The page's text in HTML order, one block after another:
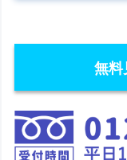
無料